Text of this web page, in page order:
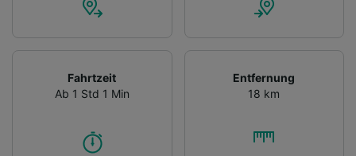
Fahrtzeit
Ab 1 Std 1 Min
Entfernung
18 km